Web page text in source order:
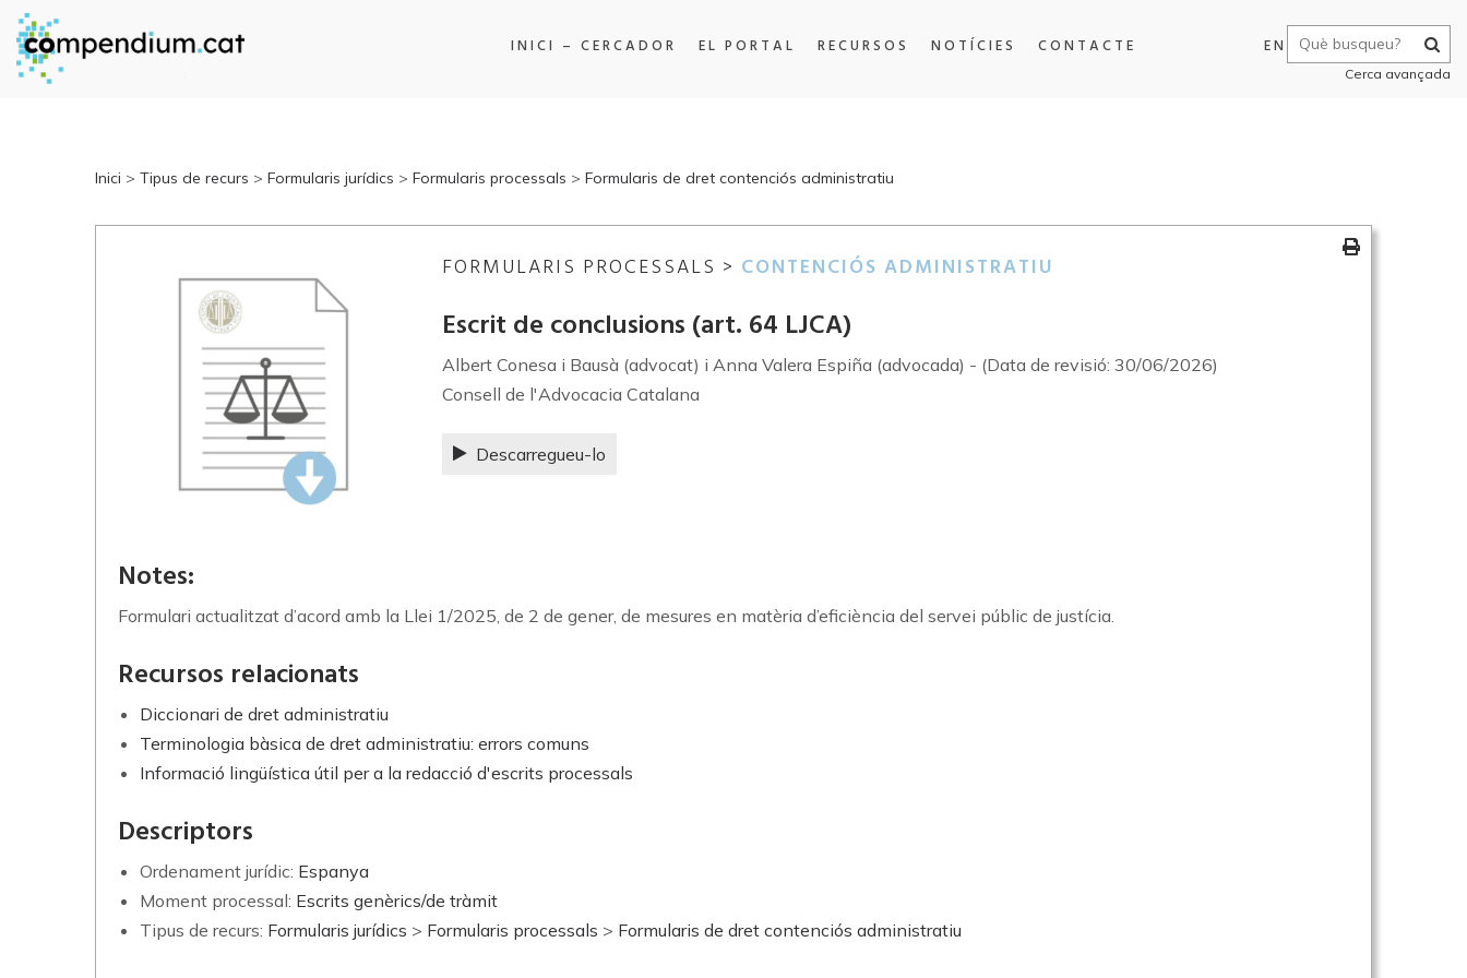
INICI – CERCADOR EL PORTAL RECURSOS NOTÍCIES CONTACTE EN
Cerca avançada
Inici > Tipus de recurs > Formularis jurídics > Formularis processals > Formularis de dret contenciós administratiu
FORMULARIS PROCESSALS > CONTENCIÓS ADMINISTRATIU
Escrit de conclusions (art. 64 LJCA)
Albert Conesa i Bausà (advocat) i Anna Valera Espiña (advocada) - (Data de revisió: 30/06/2026)
Consell de l'Advocacia Catalana
Descarregueu-lo
Notes:
Formulari actualitzat d’acord amb la Llei 1/2025, de 2 de gener, de mesures en matèria d’eficiència del servei públic de justícia.
Recursos relacionats
Diccionari de dret administratiu
Terminologia bàsica de dret administratiu: errors comuns
Informació lingüística útil per a la redacció d'escrits processals
Descriptors
Ordenament jurídic: Espanya
Moment processal: Escrits genèrics/de tràmit
Tipus de recurs: Formularis jurídics > Formularis processals > Formularis de dret contenciós administratiu